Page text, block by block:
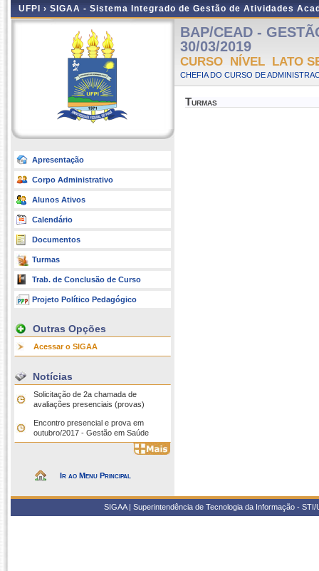
UFPI › SIGAA - Sistema Integrado de Gestão de Atividades
Apresentação
Corpo Administrativo
Alunos Ativos
Calendário
Documentos
Turmas
Trab. de Conclusão de Curso
Projeto Político Pedagógico
Outras Opções
Acessar o SIGAA
Notícias
Solicitação de 2a chamada de
avaliações presenciais (provas)
Encontro presencial e prova em
outubro/2017 - Gestão em Saúde
Ir ao Menu Principal
BAP/CEAD -
30/03/2019
CURSO NÍVEL LATO
CHEFIA DO CURSO DE
Turmas
SIGAA | Superintendência de Tecnologia da Informação -